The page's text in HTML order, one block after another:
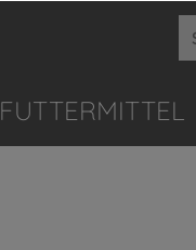
FUTTERMITTEL